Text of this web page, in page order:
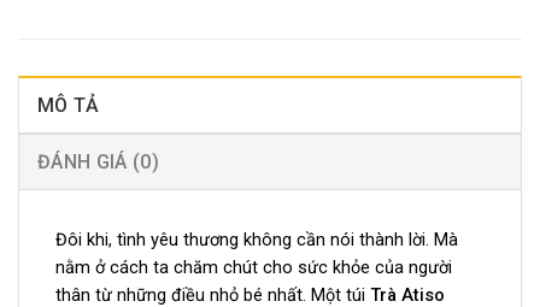
MÔ TẢ
ĐÁNH GIÁ (0)
Đôi khi, tình yêu thương không cần nói thành lời. Mà
nằm ở cách ta chăm chút cho sức khỏe của người
thân từ những điều nhỏ bé nhất. Một túi Trà Atiso